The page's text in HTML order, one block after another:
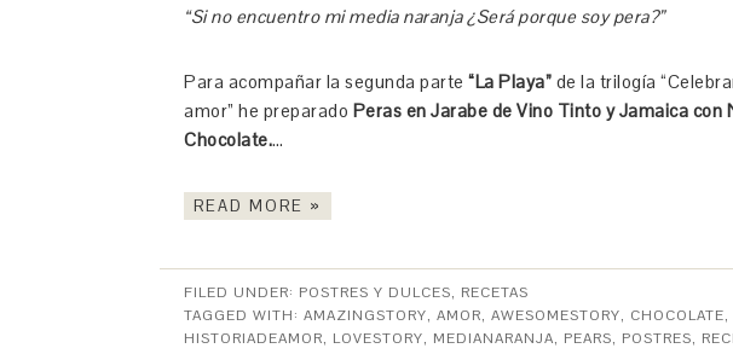
“Si no encuentro mi media naranja ¿Será porque soy pera?”
Para acompañar la segunda parte “La Playa” de la trilogía
amor” he preparado Peras en Jarabe de Vino Tinto y Jamaica con
Chocolate.…
READ MORE »
FILED UNDER: POSTRES Y DULCES, RECETAS
TAGGED WITH: AMAZINGSTORY, AMOR, AWESOMESTORY, CHOCOLATE,
HISTORIADEAMOR, LOVESTORY, MEDIANARANJA, PEARS, POSTRES,